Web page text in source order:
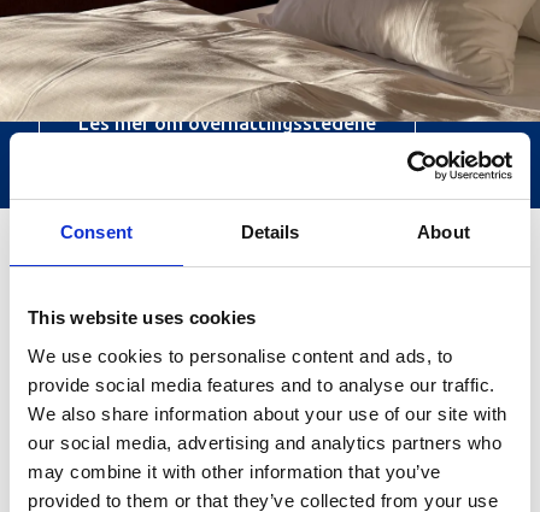
Consent Details About
This website uses cookies
We use cookies to personalise content and ads, to
provide social media features and to analyse our traffic.
We also share information about your use of our site with
our social media, advertising and analytics partners who
may combine it with other information that you’ve
provided to them or that they’ve collected from your use
Plasser for campingvogn/bobil finnes på Hovden
Fjellstoge, Hovden Høyfjellsenter og i Hegni
friluftsområde.
Les mer om overnattingsstedene
Aktuelt